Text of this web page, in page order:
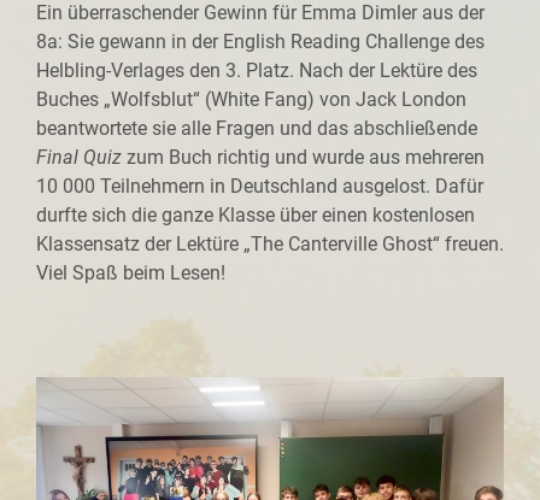
Ein überraschender Gewinn für Emma Dimler aus der
8a: Sie gewann in der English Reading Challenge des
Helbling-Verlages den 3. Platz. Nach der Lektüre des
Buches „Wolfsblut“ (White Fang) von Jack London
beantwortete sie alle Fragen und das abschließende
Final Quiz zum Buch richtig und wurde aus mehreren
10 000 Teilnehmern in Deutschland ausgelost. Dafür
durfte sich die ganze Klasse über einen kostenlosen
Klassensatz der Lektüre „The Canterville Ghost“ freuen.
Viel Spaß beim Lesen!